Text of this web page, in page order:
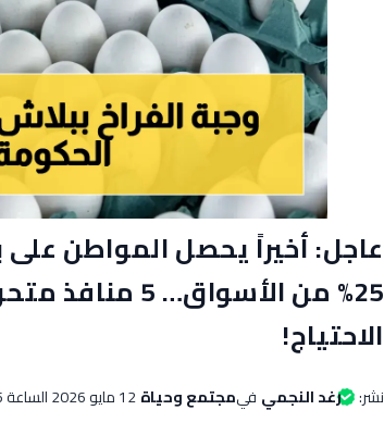
عاجل: أخيراً يحصل المواطن
25% من
الاحتياج!
نشر: رغد النجمي فيمجتمع وحياة12 مايو 2026 الساعة 12:45 مساءاً